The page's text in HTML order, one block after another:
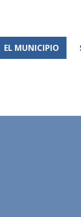
EL MUNICIPIO